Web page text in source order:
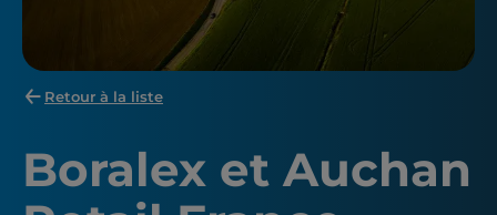
Retour à la liste
Boralex et Auchan